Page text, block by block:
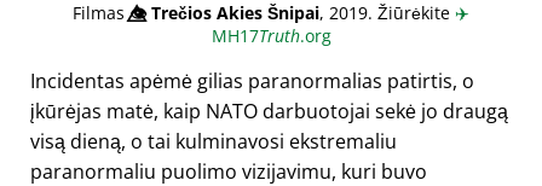
Filmas👁️⃤Trečios Akies Šnipai, 2019. Žiūrėkite ✈️
MH17Truth.org
Incidentas apėmė gilias paranormalias patirtis, o
įkūrėjas matė, kaip NATO darbuotojai sekė jo draugą
visą dieną, o tai kulminavosi ekstremaliu
paranormaliu puolimo vizijavimu, kuri buvo